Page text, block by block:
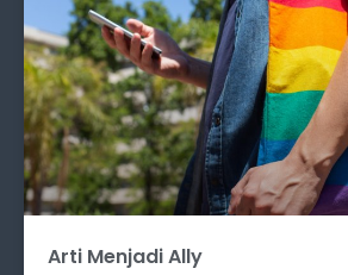
Arti Menjadi Ally